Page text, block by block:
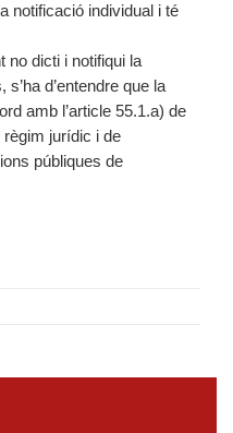
notificació individual i té
no dicti i notifiqui la
d’entendre que la
amb l’article 55.1.a) de
règim jurídic i de
públiques de